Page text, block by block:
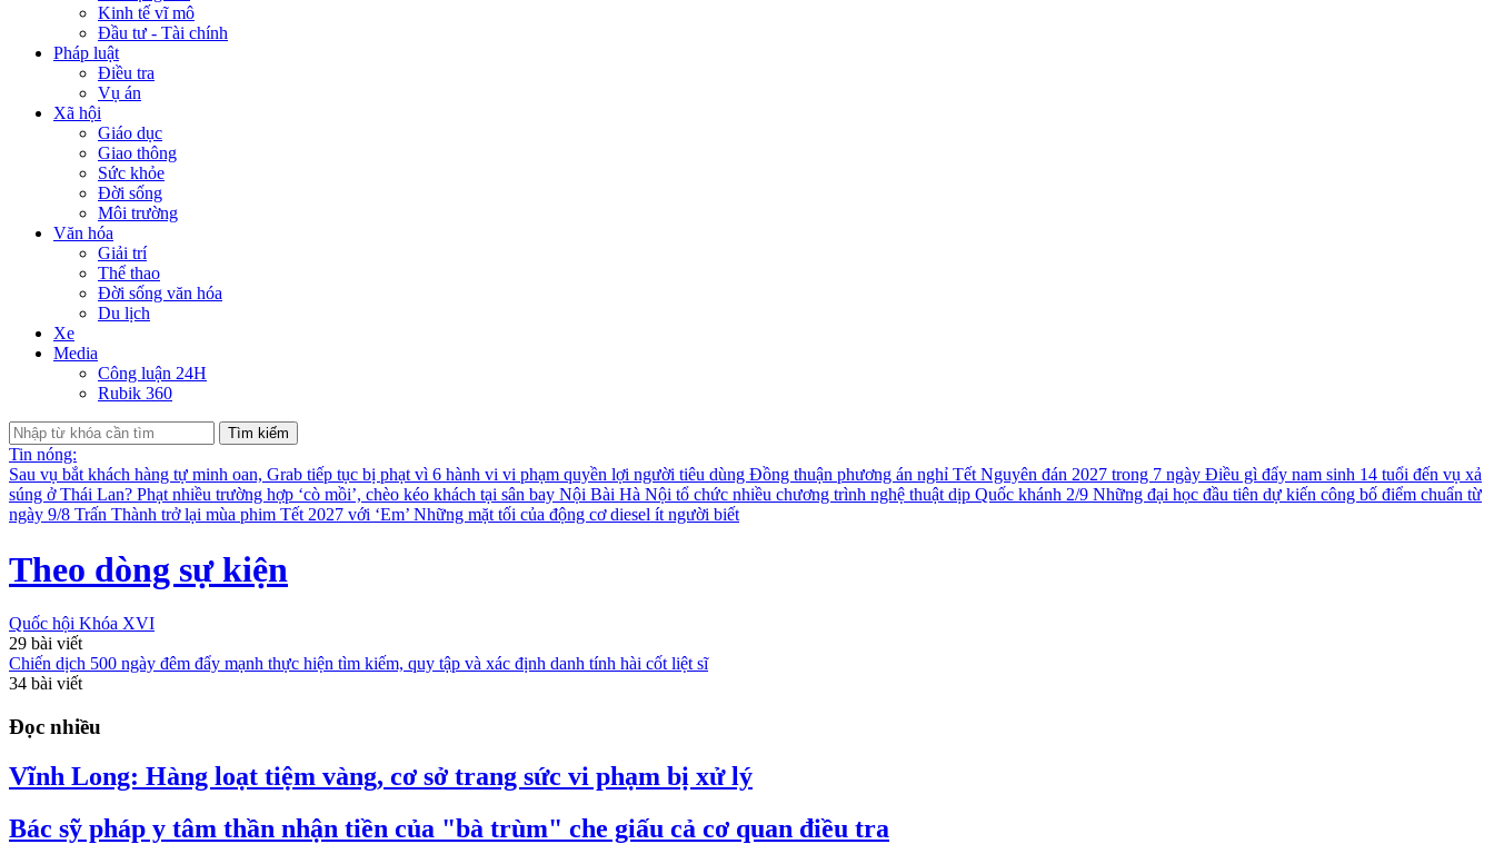
Kinh tế vĩ mô
Đầu tư - Tài chính
Pháp luật
Điều tra
Vụ án
Xã hội
Giáo dục
Giao thông
Sức khỏe
Đời sống
Môi trường
Văn hóa
Giải trí
Thể thao
Đời sống văn hóa
Du lịch
Xe
Media
Công luận 24H
Rubik 360
Tìm kiếm
Tin nóng:
Sau vụ bắt khách hàng tự minh oan, Grab tiếp tục bị phạt vì 6 hành vi vi phạm quyền lợi người tiêu dùng Đồng thuận phương án nghỉ Tết Nguyên đán 2027 trong 7 ngày Điều gì đẩy nam sinh 14 tuổi đến vụ xả
súng ở Thái Lan? Phạt nhiều trường hợp ‘cò mồi’, chèo kéo khách tại sân bay Nội Bài Hà Nội tổ chức nhiều chương trình nghệ thuật dịp Quốc khánh 2/9 Những đại học đầu tiên dự kiến công bố điểm chuẩn từ
ngày 9/8 Trấn Thành trở lại mùa phim Tết 2027 với ‘Em’ Những mặt tối của động cơ diesel ít người biết
Theo dòng sự kiện
Quốc hội Khóa XVI
29 bài viết
Chiến dịch 500 ngày đêm đẩy mạnh thực hiện tìm kiếm, quy tập và xác định danh tính hài cốt liệt sĩ
34 bài viết
Đọc nhiều
Vĩnh Long: Hàng loạt tiệm vàng, cơ sở trang sức vi phạm bị xử lý
Bác sỹ pháp y tâm thần nhận tiền của "bà trùm" che giấu cả cơ quan điều tra